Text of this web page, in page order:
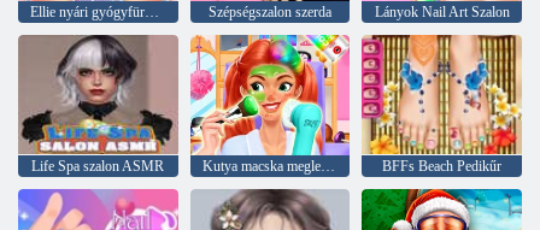
Ellie nyári gyógyfürdő és szépségszalon Szépségszalon szerda Lányok Nail Art Szalon
Life Spa szalon ASMR Kutya macska meglepetés kedvtelésből tartott gyógyfürdő BFFs Beach Pedikűr